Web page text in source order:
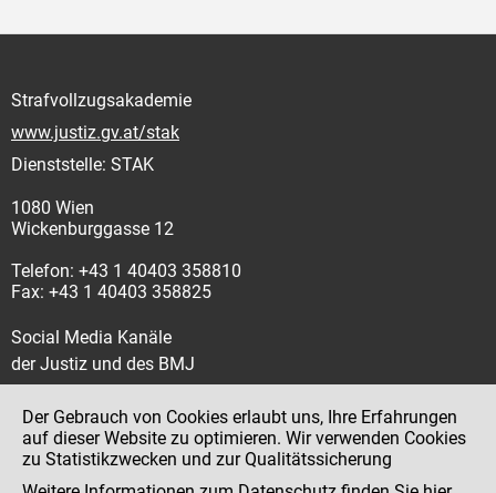
Strafvollzugsakademie
www.justiz.gv.at/stak
Dienststelle: STAK
1080 Wien
Wickenburggasse 12
Telefon: +43 1 40403 358810
Fax: +43 1 40403 358825
Social Media Kanäle
der Justiz und des BMJ
Impressum
Der Gebrauch von Cookies erlaubt uns, Ihre Erfahrungen
auf dieser Website zu optimieren. Wir verwenden Cookies
zu Statistikzwecken und zur Qualitätssicherung